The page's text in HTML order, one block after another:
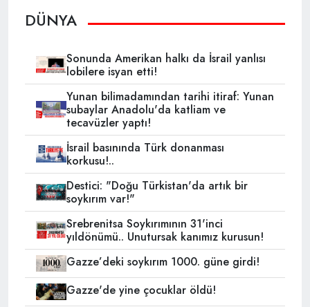
DÜNYA
Sonunda Amerikan halkı da İsrail yanlısı
lobilere isyan etti!
Yunan bilimadamından tarihi itiraf: Yunan
subaylar Anadolu'da katliam ve
tecavüzler yaptı!
İsrail basınında Türk donanması
korkusu!..
Destici: "Doğu Türkistan'da artık bir
soykırım var!"
Srebrenitsa Soykırımının 31'inci
yıldönümü.. Unutursak kanımız kurusun!
Gazze’deki soykırım 1000. güne girdi!
Gazze'de yine çocuklar öldü!